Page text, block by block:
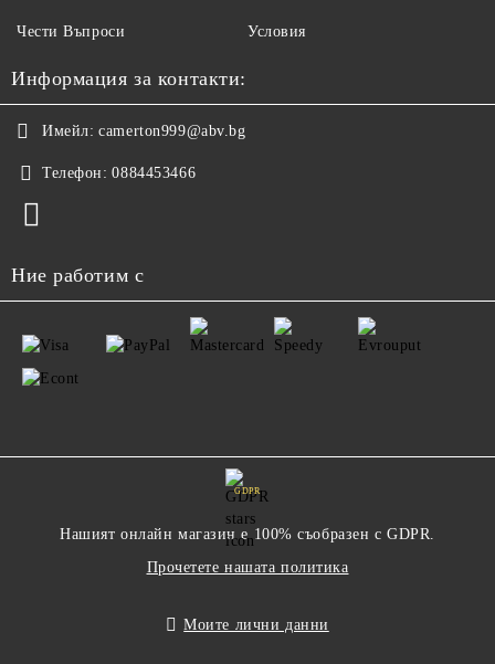
Чести Въпроси Условия
Информация за контакти:
Имейл: camerton999@abv.bg
Телефон: 0884453466
Ние работим с
GDPR
Нашият онлайн магазин е 100% съобразен с GDPR.
Прочетете нашата политика
Моите лични данни